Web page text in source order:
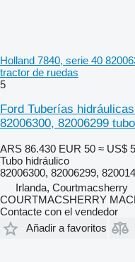
Holland 7840, serie 40
tractor de ruedas
5
Ford Tuberías
82006300, 82006299
ARS 86.430 EUR 50 ≈ US$
Tubo hidráulico
82006300, 82006299,
Irlanda, Courtmacsherry
COURTMACSHERRY
Contacte con el vendedor
Añadir a favoritos